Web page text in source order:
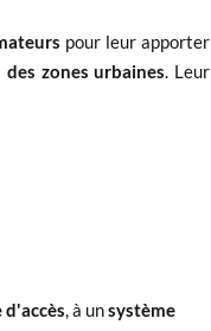
pour leur apporter
zones urbaines. Leur
, à unsystème